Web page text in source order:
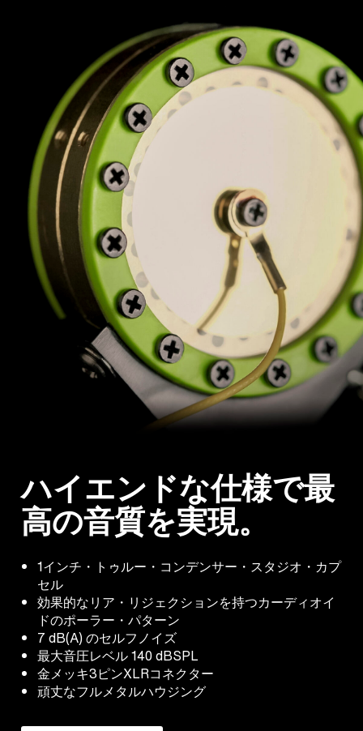
ハイエンドな仕様で最
高の音質を実現。
1インチ・トゥルー・コンデンサー・スタジオ・カプ
セル
効果的なリア・リジェクションを持つカーディオイ
ドのポーラー・パターン
7 dB(A) のセルフノイズ
最大音圧レベル 140 dBSPL
金メッキ3ピンXLRコネクター
頑丈なフルメタルハウジング